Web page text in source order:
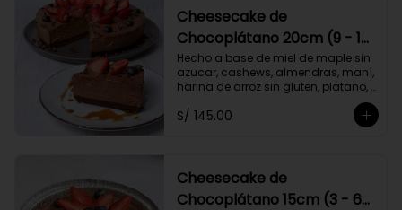
Cheesecake de
Chocoplátano 20cm (9 - 10
porc.) Vegano
Hecho a base de miel de maple sin
azucar, cashews, almendras, maní,
harina de arroz sin gluten, plátano,
S/ 145.00
Cheesecake de
Chocoplátano 15cm (3 - 6